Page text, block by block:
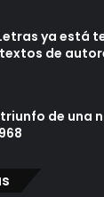
ya está
de
de una